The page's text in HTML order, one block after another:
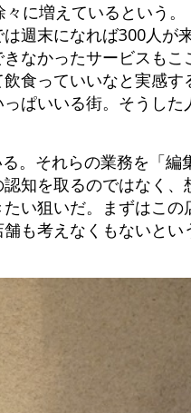
に増えているという
週末になれば300人が
なかったサービスもこ
食っていいなと実感
ぱいいる街。そうした
。それらの業務を「編
知を取るのではなく、
い狙いだ。まずはこの
も考えなくもないとい